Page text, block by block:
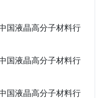
国液晶高分子材料行
国液晶高分子材料行
国液晶高分子材料行